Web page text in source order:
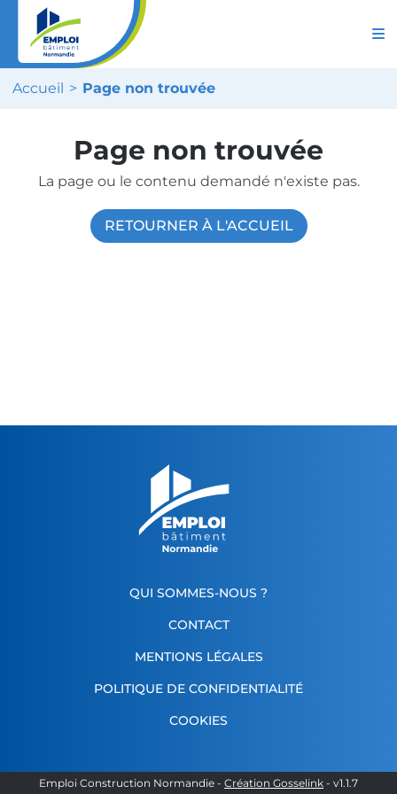
Accueil Page non trouvée
Page non trouvée
La page ou le contenu demandé n'existe pas.
RETOURNER À L'ACCUEIL
QUI SOMMES-NOUS ?
CONTACT
MENTIONS LÉGALES
POLITIQUE DE CONFIDENTIALITÉ
COOKIES
Emploi Construction Normandie - Création Gosselink - v1.1.7